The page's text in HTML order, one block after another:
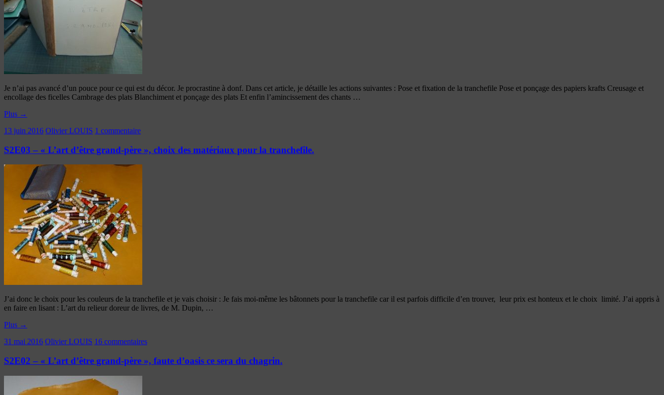
Je n’ai pas avancé d’un pouce pour ce qui est du décor. Je procrastine à donf. Dans cet article, je détaille les actions suivantes : Pose et fixation de la tranchefile Pose et ponçage des papiers krafts Creusage et
encollage des ficelles Cambrage des plats Blanchiment et ponçage des plats Et enfin l’amincissement des chants …
Plus →
13 juin 2016 Olivier LOUIS 1 commentaire
S2E03 – « L’art d’être grand-père », choix des matériaux pour la tranchefile.
J’ai donc le choix pour les couleurs de la tranchefile et je vais choisir : Je fais moi-même les bâtonnets pour la tranchefile car il est parfois difficile d’en trouver, leur prix est honteux et le choix limité. J’ai appris à
en faire en lisant : L’art du relieur doreur de livres, de M. Dupin, …
Plus →
31 mai 2016 Olivier LOUIS 16 commentaires
S2E02 – « L’art d’être grand-père », faute d’oasis ce sera du chagrin.